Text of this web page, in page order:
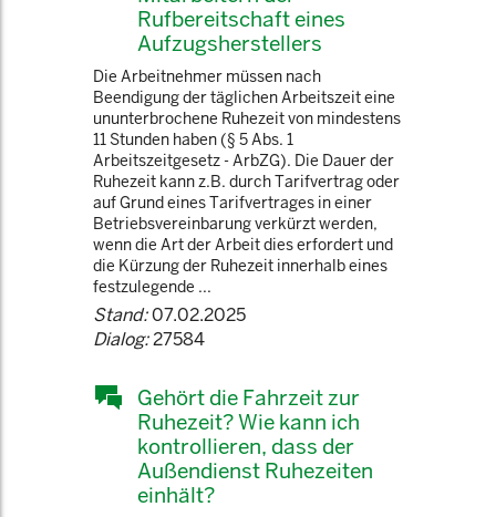
Rufbereitschaft eines
Aufzugsherstellers
Die Arbeitnehmer müssen nach
Beendigung der täglichen Arbeitszeit eine
ununterbrochene Ruhezeit von mindestens
11 Stunden haben (§ 5 Abs. 1
Arbeitszeitgesetz - ArbZG). Die Dauer der
Ruhezeit kann z.B. durch Tarifvertrag oder
auf Grund eines Tarifvertrages in einer
Betriebsvereinbarung verkürzt werden,
wenn die Art der Arbeit dies erfordert und
die Kürzung der Ruhezeit innerhalb eines
festzulegende ...
Stand:07.02.2025
Dialog:27584
Gehört die Fahrzeit zur
Ruhezeit? Wie kann ich
kontrollieren, dass der
Außendienst Ruhezeiten
einhält?